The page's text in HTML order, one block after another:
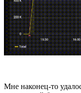
Мне наконец-то